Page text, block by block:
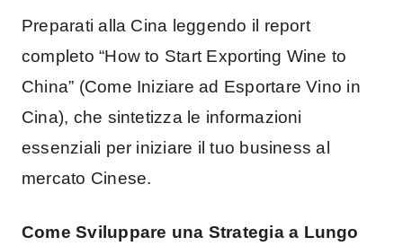
Preparati alla Cina leggendo il report
completo “How to Start Exporting Wine to
China” (Come Iniziare ad Esportare Vino in
Cina), che sintetizza le informazioni
essenziali per iniziare il tuo business al
mercato Cinese.
Come Sviluppare una Strategia a Lungo